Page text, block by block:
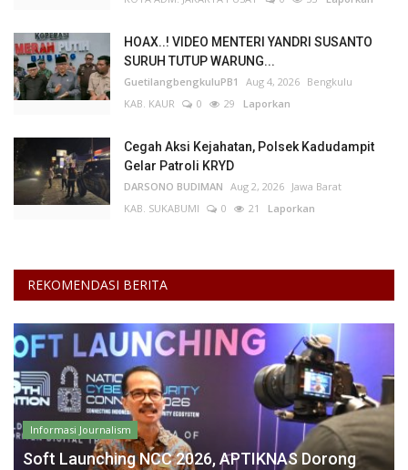
HOAX..! VIDEO MENTERI YANDRI SUSANTO
SURUH TUTUP WARUNG...
GuetilangbengkuluPB1 Aug 4, 2026 Bengkulu
KAB. KAUR
0 29 Laporkan
Cegah Aksi Kejahatan, Polsek Kadudampit
Gelar Patroli KRYD
DARSONO BUDIMAN Aug 2, 2026 Jawa Barat
KAB. SUKABUMI
0 21 Laporkan
REKOMENDASI BERITA
Informasi Journalism
Soft Launching NCC 2026, APTIKNAS Dorong